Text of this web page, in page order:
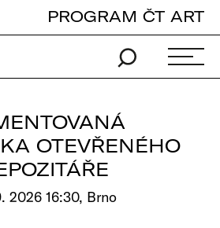
PROGRAM ČT ART
OTEVŘENÉHO
2026 16:30, Brno